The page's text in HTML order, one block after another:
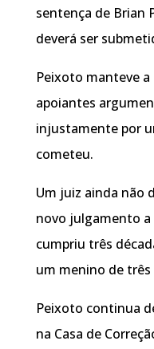
sentença de Brian
deverá ser
Peixoto manteve a
apoiantes
injustamente por
cometeu.
Um juiz ainda não
novo julgamento
cumpriu três
um menino de três
Peixoto continua
na Casa de